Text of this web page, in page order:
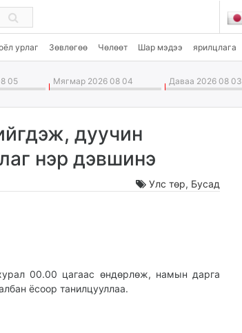
урлаг Зөвлөгөө Чөлөөт Шар мэдээ ярилцлага
05 Мягмар 2026 08 04 Даваа 2026 08 03
дуучин
нэр дэвшинэ
Улс төр, Бусад
00.00 цагаас өндөрлөж, намын дарга
ёсоор танилцууллаа.